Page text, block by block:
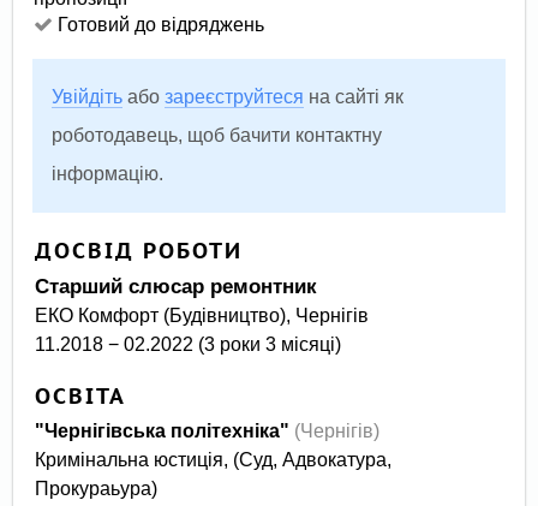
Готовий до відряджень
Увійдіть абозареєструйтеся на сайті як
роботодавець, щоб бачити контактну
інформацію.
ДОСВІД РОБОТИ
Старший слюсар ремонтник
ЕКО Комфорт (Будівництво), Чернігів
11.2018 − 02.2022 (3 роки 3 місяці)
ОСВІТА
"Чернігівська політехніка" (Чернігів)
Кримінальна юстиція, (Суд, Адвокатура,
Прокураьура)